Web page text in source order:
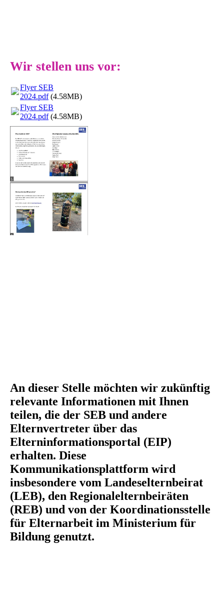
Wir stellen uns vor:
Flyer SEB
2024.pdf(4.58MB)
Flyer SEB
2024.pdf(4.58MB)
An dieser Stelle möchten wir zukünftig
relevante Informationen mit Ihnen
teilen, die der SEB und andere
Elternvertreter über das
Elterninformationsportal (EIP)
erhalten. Diese
Kommunikationsplattform wird
insbesondere vom Landeselternbeirat
(LEB), den Regionalelternbeiräten
(REB) und von der Koordinationsstelle
für Elternarbeit im Ministerium für
Bildung genutzt.